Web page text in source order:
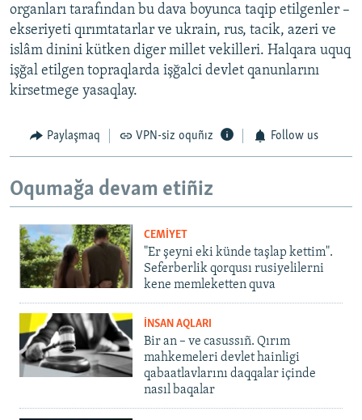
organları tarafından bu dava boyunca taqip etilgenler –
ekseriyeti qırımtatarlar ve ukrain, rus, tacik, azeri ve
islâm dinini kütken diger millet vekilleri. Halqara uquq
işğal etilgen topraqlarda işğalci devlet qanunlarını
kirsetmege yasaqlay.
Paylaşmaq VPN-siz oquñız Follow us
Oqumağa devam etiñiz
CEMİYET
"Er şeyni eki künde taşlap kettim".
Seferberlik qorqusı rusiyelilerni
kene memleketten quva
İNSAN AQLARI
Bir an – ve casussıñ. Qırım
mahkemeleri devlet hainligi
qabaatlavlarını daqqalar içinde
nasıl baqalar